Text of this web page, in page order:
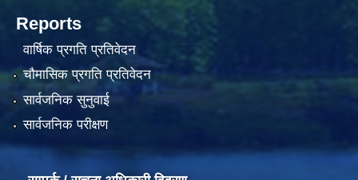
Reports
वार्षिक प्रगति प्रतिवेदन
चौमासिक प्रगति प्रतिवेदन
सार्वजनिक सुनुवाई
सार्वजनिक परीक्षण